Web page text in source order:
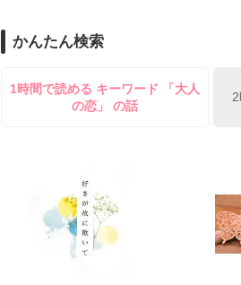
笑わない先生が見せた優しい表情は、
激しく鼓動を高鳴らせる――
2018.05.14 START
2018.06.06 END
第二弾「先生！今すぐ診てください」
第三弾「先生！例の件はどうかご内
こちらの二作品と繋がっております
そんな柊也に反発する久美だが、柊
意地っ張りだけど、健気で純粋な
＊感想やレビュー、かんたん感想へ
かんたん検索
1時間で読める キーワード 「大人
の恋」 の話